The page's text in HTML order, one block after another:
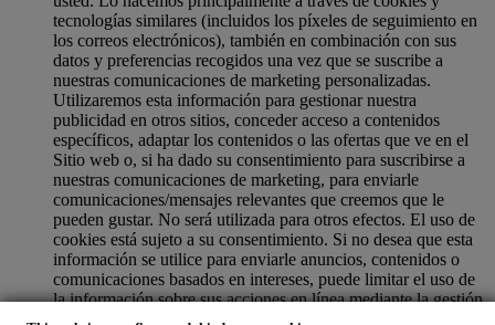
tecnologías similares (incluidos los píxeles de seguimiento en
los correos electrónicos), también en combinación con sus
datos y preferencias recogidos una vez que se suscribe a
nuestras comunicaciones de marketing personalizadas.
Utilizaremos esta información para gestionar nuestra
publicidad en otros sitios, conceder acceso a contenidos
específicos, adaptar los contenidos o las ofertas que ve en el
Sitio web o, si ha dado su consentimiento para suscribirse a
nuestras comunicaciones de marketing, para enviarle
comunicaciones/mensajes relevantes que creemos que le
pueden gustar. No será utilizada para otros efectos. El uso de
cookies está sujeto a su consentimiento. Si no desea que esta
información se utilice para enviarle anuncios, contenidos o
comunicaciones basados en intereses, puede limitar el uso de
la información sobre sus acciones en línea mediante la gestión
de su configuración de cookies (sin embargo, recuerde que